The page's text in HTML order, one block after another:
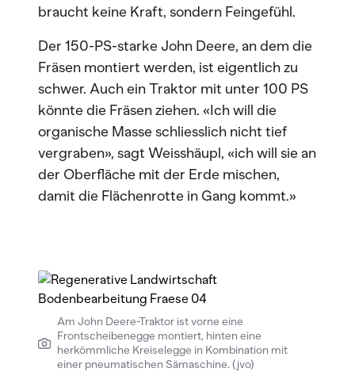
braucht keine Kraft, sondern Feingefühl.
Der 150-PS-starke John Deere, an dem die
Fräsen montiert werden, ist eigentlich zu
schwer. Auch ein Traktor mit unter 100 PS
könnte die Fräsen ziehen. «Ich will die
organische Masse schliesslich nicht tief
vergraben», sagt Weisshäupl, «ich will sie an
der Oberfläche mit der Erde mischen,
damit die Flächenrotte in Gang kommt.»
Am John Deere-Traktor ist vorne eine
Frontscheibenegge montiert, hinten eine
herkömmliche Kreiselegge in Kombination mit
einer pneumatischen Sämaschine. (jvo)